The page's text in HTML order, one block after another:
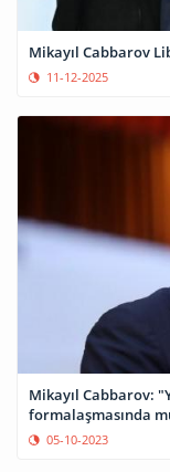
Mikayıl Cabbarov
11-12-2025
Mikayıl Cabbarov:
formalaşmasında
05-10-2023